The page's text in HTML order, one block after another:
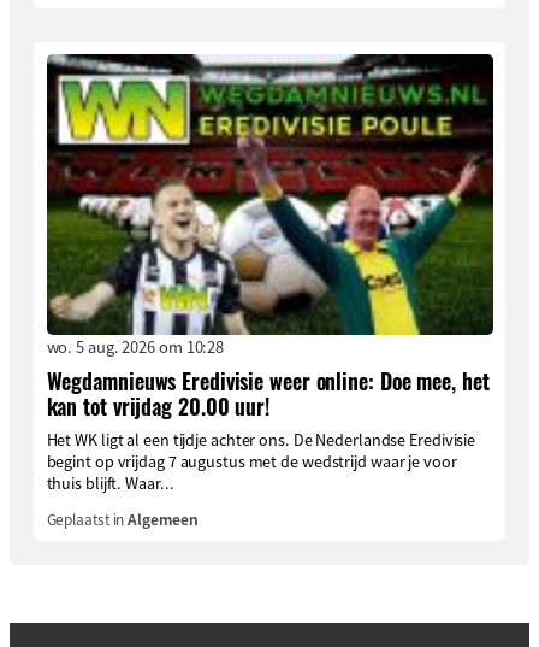
wo. 5 aug. 2026 om 10:28
Wegdamnieuws Eredivisie weer online: Doe mee, het
kan tot vrijdag 20.00 uur!
Het WK ligt al een tijdje achter ons. De Nederlandse Eredivisie
begint op vrijdag 7 augustus met de wedstrijd waar je voor
thuis blijft. Waar...
Geplaatst inAlgemeen